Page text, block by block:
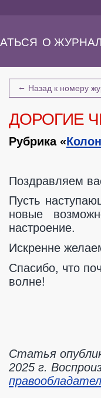
О
← Назад к номеру
ДОРОГИЕ
Рубрика «
Поздравляем
Пусть
новые
настроение.
Искренне
Спасибо, что
волне!
Статья
2025 г.